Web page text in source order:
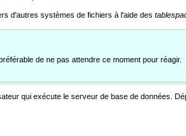
d'autres systèmes de fichiers à l'aide des
de ne pas attendre ce moment pour réagir.
qui exécute le serveur de base de données.